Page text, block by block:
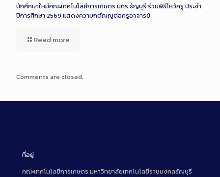
นักศึกษาใหม่คณะเทคโนโลยีการเกษตร มทร.ธัญบุรี ร่วมพิธีไหว้ครู ประจำ
ปีการศึกษา 2569 แสดงความกตัญญูต่อครูอาจารย์
Read more
Comments are closed.
ที่อยู่
คณะเทคโนโลยีการเกษตร มหาวิทยาลัยเทคโนโลยีราชมงคลธัญบุรี